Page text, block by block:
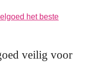
het beste
veilig voor